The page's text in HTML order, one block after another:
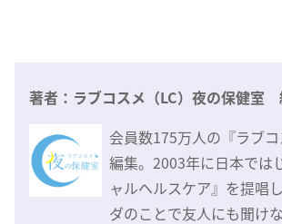
著者：ラブコスメ（LC）夜の保健室
会員数175万人の『ラブ
編集。2003年に日本では
ャルヘルスケア』を提唱
ダのことで友人にも聞け